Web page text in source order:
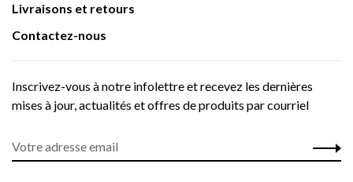
Livraisons et retours
Contactez-nous
Inscrivez-vous à notre infolettre et recevez les dernières
mises à jour, actualités et offres de produits par courriel